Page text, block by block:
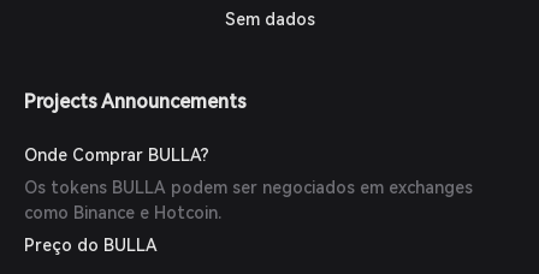
Sem dados
Projects Announcements
Onde Comprar BULLA?
Os tokens BULLA podem ser negociados em exchanges
como Binance e Hotcoin.
Preço do BULLA